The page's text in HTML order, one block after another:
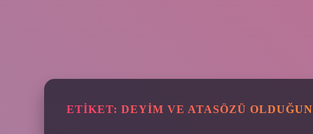
ETIKET: DEYIM VE ATASÖZÜ